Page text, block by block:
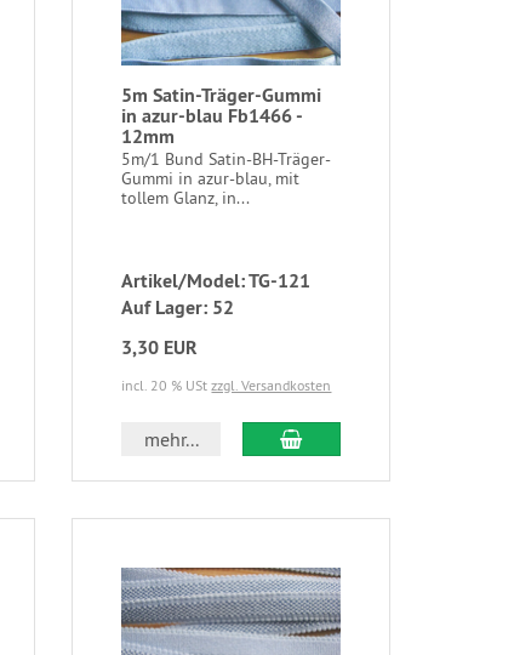
5m Satin-Träger-Gummi
in azur-blau Fb1466 -
12mm
5m/1 Bund Satin-BH-Träger-
Gummi in azur-blau, mit
tollem Glanz, in...
Artikel/Model: TG-121
Auf Lager: 52
3,30 EUR
incl. 20 % UStzzgl. Versandkosten
mehr...